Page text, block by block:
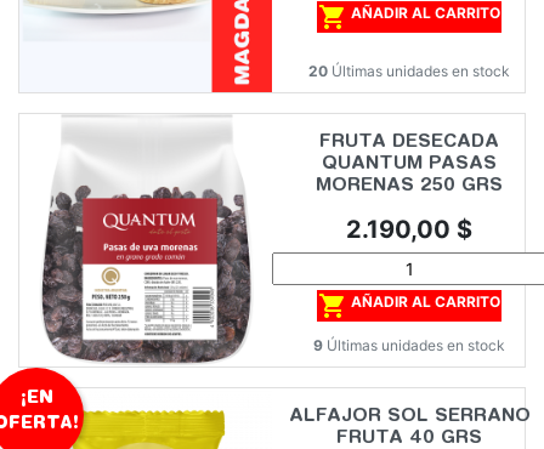
 AÑADIR AL CARRITO
20 Últimas unidades en stock
FRUTA DESECADA
QUANTUM PASAS
MORENAS 250 GRS
Precio
2.190,00 $
 AÑADIR AL CARRITO
9 Últimas unidades en stock
ALFAJOR SOL SERRANO
FRUTA 40 GRS
¡EN